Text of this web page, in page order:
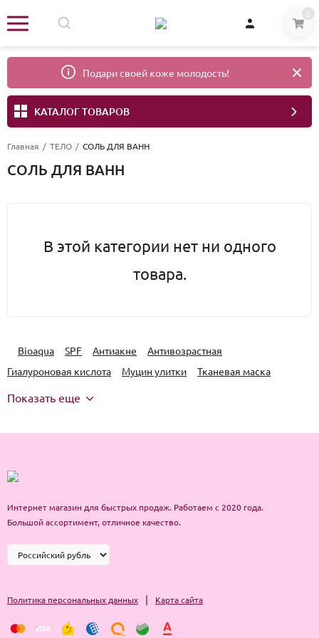
0
Подари своей коже молодость!
КАТАЛОГ ТОВАРОВ
Главная / ТЕЛО / СОЛЬ ДЛЯ ВАНН
СОЛЬ ДЛЯ ВАНН
В этой категории нет ни одного
товара.
Bioaqua SPF Антиакне
Антивозрастная
Гиалуроновая кислота
Муцин улитки Тканевая маска
Показать еще
Интернет магазин для быстрых продаж. Работаем с 2020 года.
Большой ассортимент, отличное качество.
Политика персональных данных | Карта сайта